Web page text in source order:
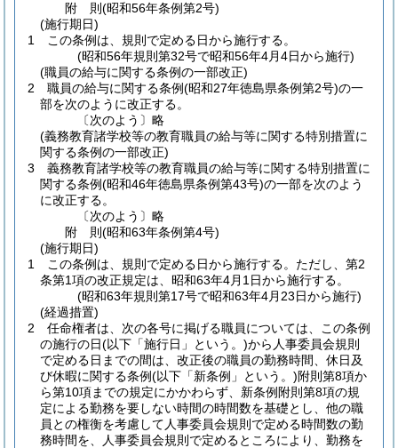
附 則(昭和56年条例第2号)
(施行期日)
1
この条例は、規則で定める日から施行する。
(昭和56年規則第32号で昭和56年4月4日から施行)
(職員の給与に関する条例の一部改正)
2
職員の給与に関する条例(昭和27年徳島県条例第2号)の一
部を次のように改正する。
〔次のよう〕略
(義務教育諸学校等の教育職員の給与等に関する特別措置に
関する条例の一部改正)
3
義務教育諸学校等の教育職員の給与等に関する特別措置に
関する条例(昭和46年徳島県条例第43号)の一部を次のよう
に改正する。
〔次のよう〕略
附 則(昭和63年条例第4号)
(施行期日)
1
この条例は、規則で定める日から施行する。 ただし、第2
条第1項の改正規定は、昭和63年4月1日から施行する。
(昭和63年規則第17号で昭和63年4月23日から施行)
(経過措置)
2
任命権者は、次の各号に掲げる職員については、この条例
の施行の日(以下「施行日」という。)から人事委員会規則
で定める日までの間は、改正後の職員の勤務時間、休日及
び休暇に関する条例(以下「新条例」という。)附則第8項か
ら第10項までの規定にかかわらず、新条例附則第8項の規
定による勤務を要しない時間の時間数を基礎とし、他の職
員との権衡を考慮して人事委員会規則で定める時間数の勤
務時間を、人事委員会規則で定めるところにより、勤務を